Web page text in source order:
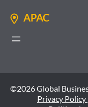
APAC
©2026 Global
Privacy Policy